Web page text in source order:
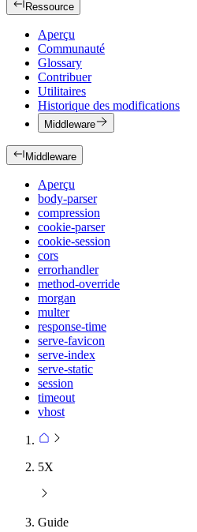
Ressource
Aperçu
Communauté
Glossary
Contribuer
Utilitaires
Historique des modifications
Middleware
Middleware
Aperçu
body-parser
compression
cookie-parser
cookie-session
cors
errorhandler
method-override
morgan
multer
response-time
serve-favicon
serve-index
serve-static
session
timeout
vhost
5X
Guide